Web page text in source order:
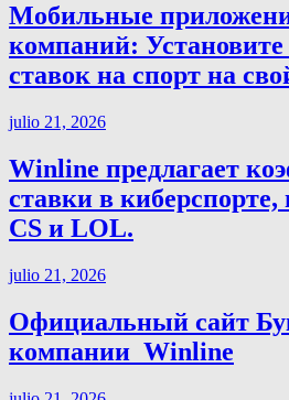
Мобильные
компаний:
ставок на спорт на
julio 21, 2026
Winline предлагает
ставки в
CS и LOL.
julio 21, 2026
Официальный сайт
компании ️ Winline